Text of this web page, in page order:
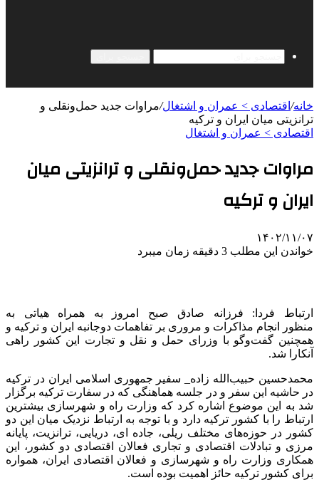
خانه/ اقتصادی > عمران و اشتغال/مراوات جدید حمل‌ونقلی و
ترانزیتی میان ایران و ترکیه
اقتصادی > عمران و اشتغال
مراوات جدید حمل‌ونقلی و ترانزیتی میان
ایران و ترکیه
۱۴۰۲/۱۱/۰۷
خواندن این مطلب 3 دقیقه زمان میبرد
ارتباط فردا: فرزانه صادق صبح امروز به همراه هیاتی به
منظور انجام مذاکرات و مروری بر تفاهمات دوجانبه ایران و ترکیه و
همچنین گفت‌وگو با وزرای حمل و نقل و تجارت این کشور راهی
آنکارا شد.
محمدحسین حبیب‌الله زاده_ سفیر جمهوری اسلامی ایران در ترکیه
در حاشیه این سفر و در جلسه هماهنگی که در سفارت ترکیه برگزار
شد به این موضوع اشاره کرد که وزارت راه و شهرسازی بیشترین
ارتباط را با کشور ترکیه دارد و با توجه به ارتباط نزدیک میان این دو
کشور در حوزه‌های مختلف ریلی، جاده ای، دریایی، ترانزیت، پایانه
مرزی و تبادلات اقتصادی و تجاری فعالان اقتصادی دو کشور، این
همکاری وزارت راه و شهرسازی و فعالان اقتصادی ایران، همواره
برای کشور ترکیه حائز اهمیت بوده است.